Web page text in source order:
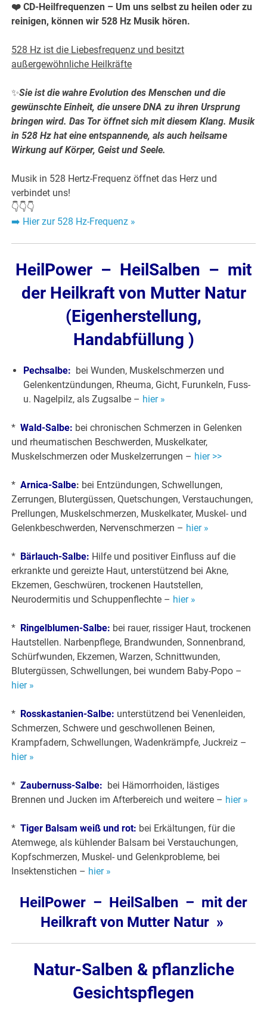
❤️ CD-Heilfrequenzen – Um uns selbst zu heilen oder zu
reinigen, können wir 528 Hz Musik hören.
528 Hz ist die Liebesfrequenz und besitzt
außergewöhnliche Heilkräfte
✨Sie ist die wahre Evolution des Menschen und die
gewünschte Einheit, die unsere DNA zu ihren Ursprung
bringen wird. Das Tor öffnet sich mit diesem Klang. Musik
in 528 Hz hat eine entspannende, als auch heilsame
Wirkung auf Körper, Geist und Seele.
Musik in 528 Hertz-Frequenz öffnet das Herz und
verbindet uns!
👇👇👇
➡️ Hier zur 528 Hz-Frequenz »
HeilPower – HeilSalben – mit
der Heilkraft von Mutter Natur
(Eigenherstellung,
Handabfüllung )
Pechsalbe: bei Wunden, Muskelschmerzen und
Gelenkentzündungen, Rheuma, Gicht, Furunkeln, Fuss-
u. Nagelpilz, als Zugsalbe – hier »
*Wald-Salbe: bei chronischen Schmerzen in Gelenken
und rheumatischen Beschwerden, Muskelkater,
Muskelschmerzen oder Muskelzerrungen – hier >>
*Arnica-Salbe: bei Entzündungen, Schwellungen,
Zerrungen, Blutergüssen, Quetschungen, Verstauchungen,
Prellungen, Muskelschmerzen, Muskelkater, Muskel- und
Gelenkbeschwerden, Nervenschmerzen – hier »
* Bärlauch-Salbe: Hilfe und positiver Einfluss auf die
erkrankte und gereizte Haut, unterstützend bei Akne,
Ekzemen, Geschwüren, trockenen Hautstellen,
Neurodermitis und Schuppenflechte – hier »
* Ringelblumen-Salbe: bei rauer, rissiger Haut, trockenen
Hautstellen. Narbenpflege, Brandwunden, Sonnenbrand,
Schürfwunden, Ekzemen, Warzen, Schnittwunden,
Blutergüssen, Schwellungen, bei wundem Baby-Popo –
hier »
* Rosskastanien-Salbe: unterstützend bei Venenleiden,
Schmerzen, Schwere und geschwollenen Beinen,
Krampfadern, Schwellungen, Wadenkrämpfe, Juckreiz –
hier »
*Zaubernuss-Salbe: bei Hämorrhoiden, lästiges
Brennen und Jucken im Afterbereich und weitere – hier »
*Tiger Balsam weiß und rot: bei Erkältungen, für die
Atemwege, als kühlender Balsam bei Verstauchungen,
Kopfschmerzen, Muskel- und Gelenkprobleme, bei
Insektenstichen – hier »
HeilPower – HeilSalben – mit der
Heilkraft von Mutter Natur »
Natur-Salben & pflanzliche
Gesichtspflegen